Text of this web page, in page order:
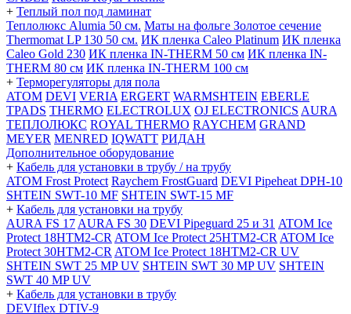
+ Теплый пол под ламинат
Теплолюкс Alumia 50 см. Маты на фольге Золотое сечение
Thermomat LP 130 50 cм. ИК пленка Caleo Platinum ИК пленка
Caleo Gold 230 ИК пленка IN-THERM 50 см ИК пленка IN-
THERM 80 см ИК пленка IN-THERM 100 см
+ Терморегуляторы для пола
ATOM DEVI VERIA ERGERT WARMSHTEIN EBERLE
TPADS THERMO ELECTROLUX OJ ELECTRONICS AURA
ТЕПЛОЛЮКС ROYAL THERMO RAYCHEM GRAND
MEYER MENRED IQWATT РИДАН
Дополнительное оборудование
+ Кабель для установки в трубу / на трубу
ATOM Frost Protect Raychem FrostGuard DEVI Pipeheat DPH-10
SHTEIN SWT-10 MF SHTEIN SWT-15 MF
+ Кабель для установки на трубу
AURA FS 17 AURA FS 30 DEVI Pipeguard 25 и 31 ATOM Ice
Protect 18HTM2-CR ATOM Ice Protect 25HTM2-CR ATOM Ice
Protect 30HTM2-CR ATOM Ice Protect 18HTM2-CR UV
SHTEIN SWT 25 MP UV SHTEIN SWT 30 MP UV SHTEIN
SWT 40 MP UV
+ Кабель для установки в трубу
DEVIflex DTIV-9